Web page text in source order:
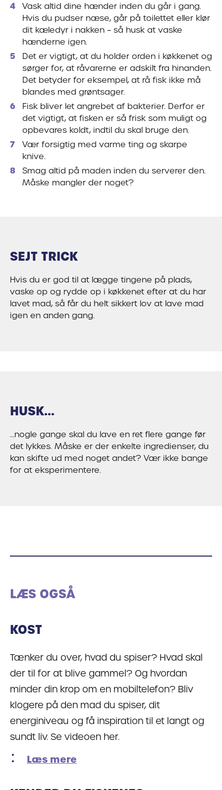
Vask altid dine hænder inden du går i gang.
Hvis du pudser næse, går på toilettet eller klør
dit kæledyr i nakken – så husk at vaske
hænderne igen.
Det er vigtigt, at du holder orden i køkkenet og
sørger for, at råvarerne er adskilt fra hinanden.
Det betyder for eksempel, at rå fisk ikke må
blandes med grøntsager.
Fisk bliver let angrebet af bakterier. Derfor er
det vigtigt, at fisken er så frisk som muligt og
opbevares koldt, indtil du skal bruge den.
Vær forsigtig med varme ting og skarpe
knive.
Smag altid på maden inden du serverer den.
Måske mangler der noget?
SEJT TRICK
Hvis du er god til at lægge tingene på plads,
vaske op og rydde op i køkkenet efter at du har
lavet mad, så får du helt sikkert lov at lave mad
igen en anden gang.
HUSK...
...nogle gange skal du lave en ret flere gange før
det lykkes. Måske er der enkelte ingredienser, du
kan skifte ud med noget andet? Vær ikke bange
for at eksperimentere.
LÆS OGSÅ
KOST
Tænker du over, hvad du spiser? Hvad skal
der til for at blive gammel? Og hvordan
minder din krop om en mobiltelefon? Bliv
klogere på den mad du spiser, dit
energiniveau og få inspiration til et langt og
sundt liv. Se videoen her.
Læs mere